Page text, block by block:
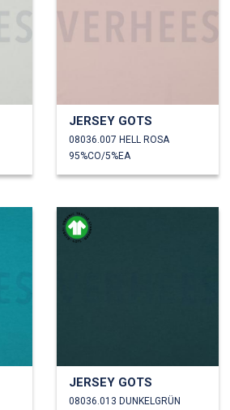
JERSEY GOTS
08036.007 HELL ROSA
95%CO/5%EA
JERSEY GOTS
08036.013 DUNKELGRÜN